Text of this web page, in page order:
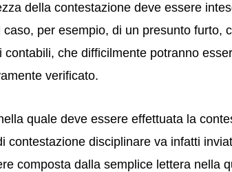
della contestazione deve essere
caso, per esempio, di un presunto furto,
contabili, che difficilmente potranno
verificato.
quale deve essere effettuata la
contestazione disciplinare va infatti
composta dalla semplice lettera nella